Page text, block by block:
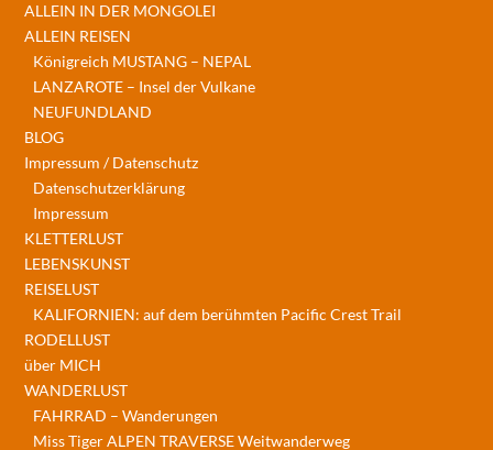
ALLEIN IN DER MONGOLEI
ALLEIN REISEN
Königreich MUSTANG – NEPAL
LANZAROTE – Insel der Vulkane
NEUFUNDLAND
BLOG
Impressum / Datenschutz
Datenschutzerklärung
Impressum
KLETTERLUST
LEBENSKUNST
REISELUST
KALIFORNIEN: auf dem berühmten Pacific Crest Trail
RODELLUST
über MICH
WANDERLUST
FAHRRAD – Wanderungen
Miss Tiger ALPEN TRAVERSE Weitwanderweg